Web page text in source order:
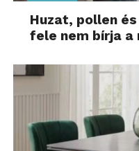
Huzat, pollen
fele nem bírja